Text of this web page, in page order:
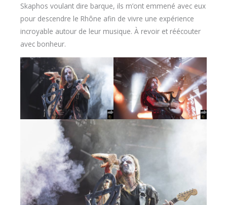
Skaphos voulant dire barque, ils m’ont emmené avec eux
pour descendre le Rhône afin de vivre une expérience
incroyable autour de leur musique. À revoir et réécouter
avec bonheur.